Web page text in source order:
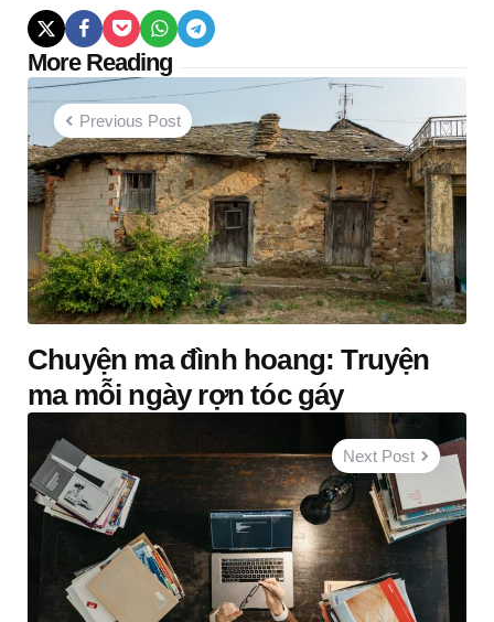
More Reading
Post
navigation
Previous Post
Chuyện ma đình hoang: Truyện
ma mỗi ngày rợn tóc gáy
Next Post